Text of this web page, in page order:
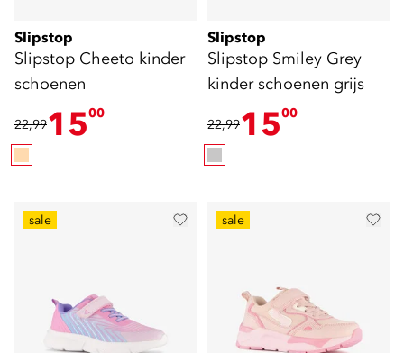
Slipstop
Slipstop Cheeto kinder
schoenen
22,991500
Slipstop
Slipstop Smiley Grey
kinder schoenen grijs
22,991500
sale sale